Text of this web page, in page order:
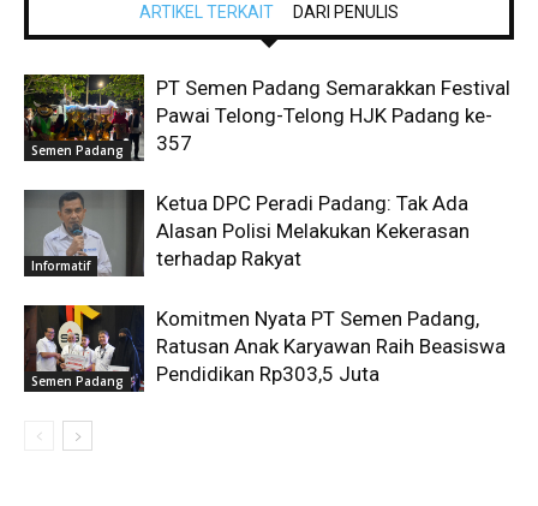
ARTIKEL TERKAIT DARI PENULIS
Semen Padang
PT Semen Padang Semarakkan Festival
Pawai Telong-Telong HJK Padang ke-
357
Informatif
Ketua DPC Peradi Padang: Tak Ada
Alasan Polisi Melakukan Kekerasan
terhadap Rakyat
Semen Padang
Komitmen Nyata PT Semen Padang,
Ratusan Anak Karyawan Raih Beasiswa
Pendidikan Rp303,5 Juta